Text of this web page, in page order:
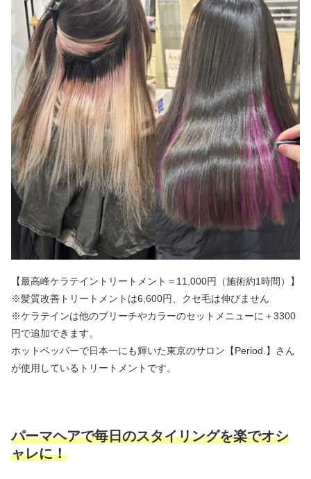
【最高峰ケラテイントリートメント＝11,000円（施術約1時間）】
※髪質改善トリートメントは6,600円、クセ毛は伸びません
※ケラテインは他のブリーチやカラーのセットメニューに＋3300
円で追加できます。
ホットペッパーで日本一にも輝いた東京のサロン【Period.】さん
が使用しているトリートメントです。
パーマヘアで毎日のスタイリングを楽でオシ
ャレに！